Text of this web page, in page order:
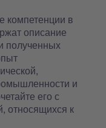
компетенции в
описание
полученных
и
его с
относящихся к